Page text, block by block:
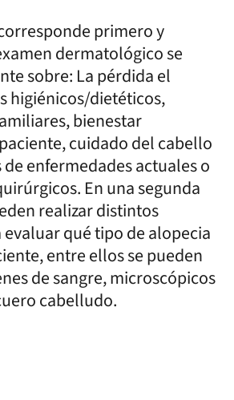
primero y
dermatológico se
sobre: La pérdida el
higiénicos/dietéticos,
bienestar
cuidado del cabello
enfermedades actuales o
En una segunda
realizar distintos
evaluar qué tipo de alopecia
entre ellos se pueden
de sangre, microscópicos
cabelludo.